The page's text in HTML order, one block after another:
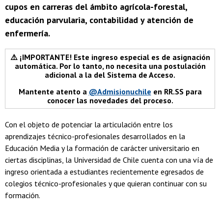
cupos en carreras del ámbito agrícola-forestal,
educación parvularia, contabilidad y atención de
enfermería.
⚠️ ¡IMPORTANTE! Este ingreso especial es de asignación
automática. Por lo tanto, no necesita una postulación
adicional a la del Sistema de Acceso.
Mantente atento a @Admisionuchile en RR.SS para
conocer las novedades del proceso.
Con el objeto de potenciar la articulación entre los
aprendizajes técnico-profesionales desarrollados en la
Educación Media y la formación de carácter universitario en
ciertas disciplinas, la Universidad de Chile cuenta con una vía de
ingreso orientada a estudiantes recientemente egresados de
colegios técnico-profesionales y que quieran continuar con su
formación.